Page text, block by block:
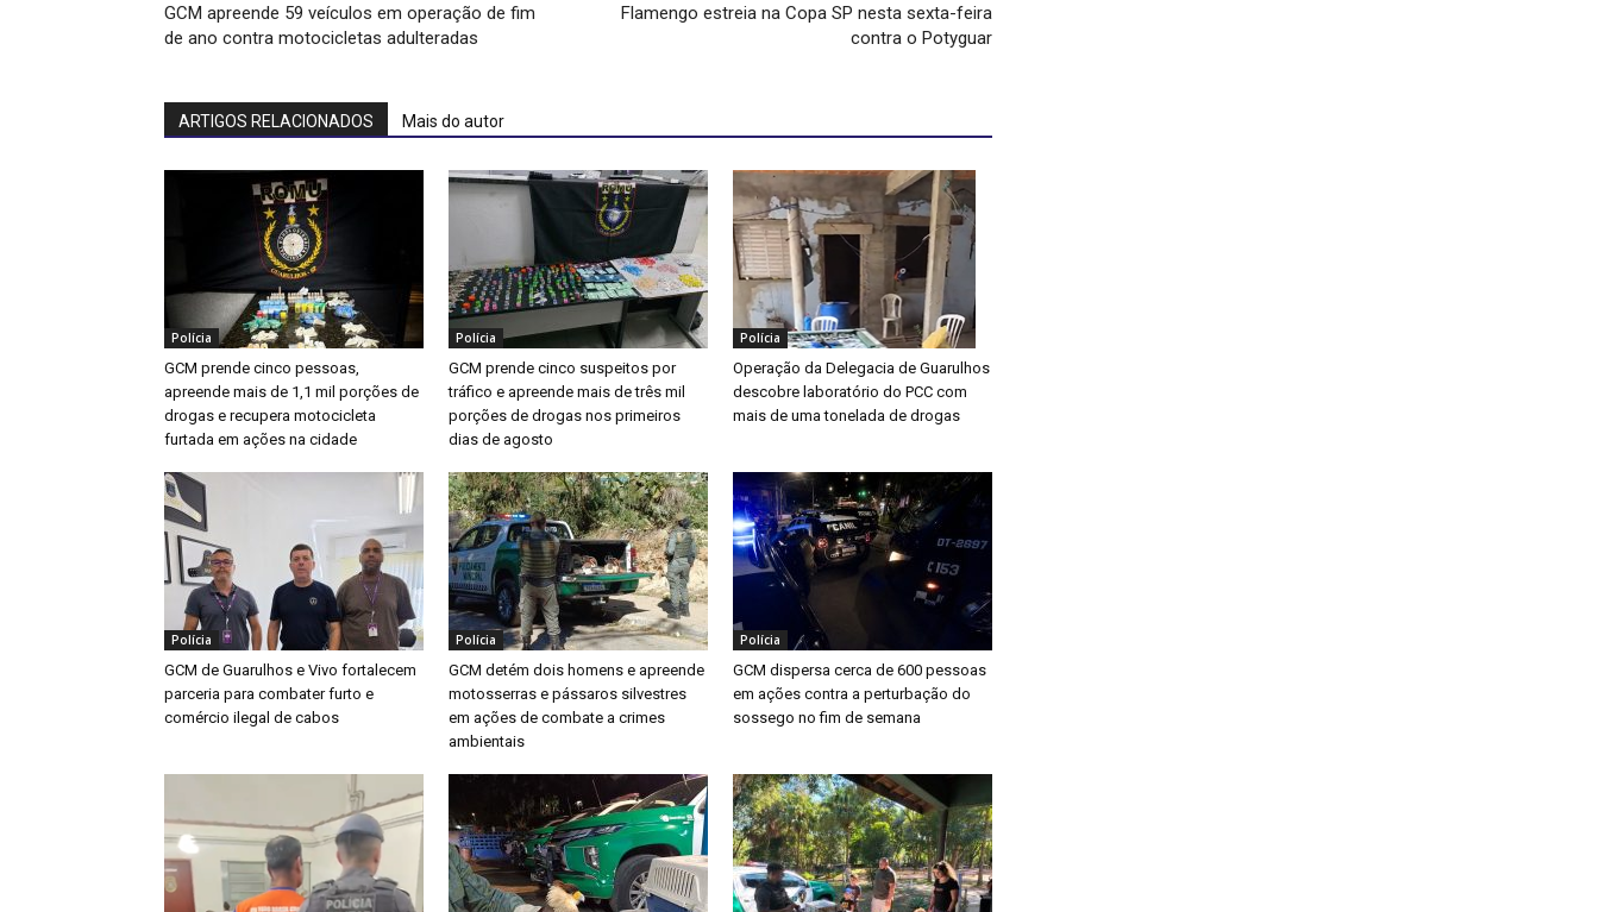
GCM apreende 59 veículos em operação de fim
de ano contra motocicletas adulteradas
Flamengo estreia na Copa SP nesta sexta-feira
contra o Potyguar
ARTIGOS RELACIONADOS Mais do autor
Polícia
GCM prende cinco pessoas,
apreende mais de 1,1 mil porções de
drogas e recupera motocicleta
furtada em ações na cidade
Polícia
GCM prende cinco suspeitos por
tráfico e apreende mais de três mil
porções de drogas nos primeiros
dias de agosto
Polícia
Operação da Delegacia de Guarulhos
descobre laboratório do PCC com
mais de uma tonelada de drogas
Polícia
GCM de Guarulhos e Vivo fortalecem
parceria para combater furto e
comércio ilegal de cabos
Polícia
GCM detém dois homens e apreende
motosserras e pássaros silvestres
em ações de combate a crimes
ambientais
Polícia
GCM dispersa cerca de 600 pessoas
em ações contra a perturbação do
sossego no fim de semana